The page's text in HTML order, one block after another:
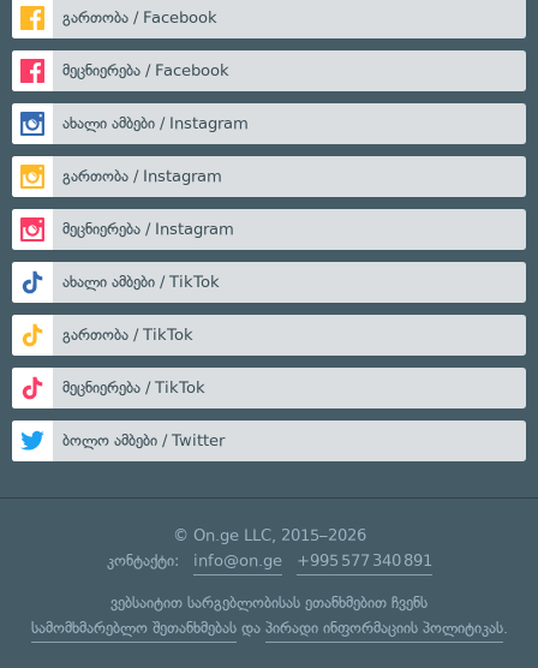
გართობა / Facebook
მეცნიერება / Facebook
ახალი ამბები / Instagram
გართობა / Instagram
მეცნიერება / Instagram
ახალი ამბები / TikTok
გართობა / TikTok
მეცნიერება / TikTok
ბოლო ამბები / Twitter
© On.ge LLC, 2015–2026
კონტაქტი: info@on.ge +995 577 340 891
ვებსაიტით სარგებლობისას ეთანხმებით ჩვენს
სამომხმარებლო შეთანხმებასდა პირადი ინფორმაციის პოლიტიკას.